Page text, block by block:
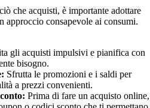
che acquisti, è importante adottare
approccio consapevole ai consumi.
gli acquisti impulsivi e pianifica con
bisogno.
Sfrutta le promozioni e i saldi per
a prezzi convenienti.
Prima di fare un acquisto online,